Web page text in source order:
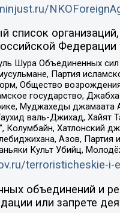
Федерации
Шура Объединенных сил
Партия
Общество
государство,
Муджахеды джамаата
валь-Джихад, Хайят
Колумбайн, Хатлонский
Азов,
Культ Убийц,
terroristicheskie-i-
объединений и
или запрете